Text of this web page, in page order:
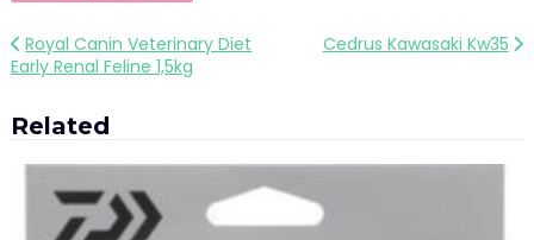
Nawigacja
wpisu
Royal Canin Veterinary Diet
Early Renal Feline 1,5kg
Cedrus Kawasaki Kw35
Related